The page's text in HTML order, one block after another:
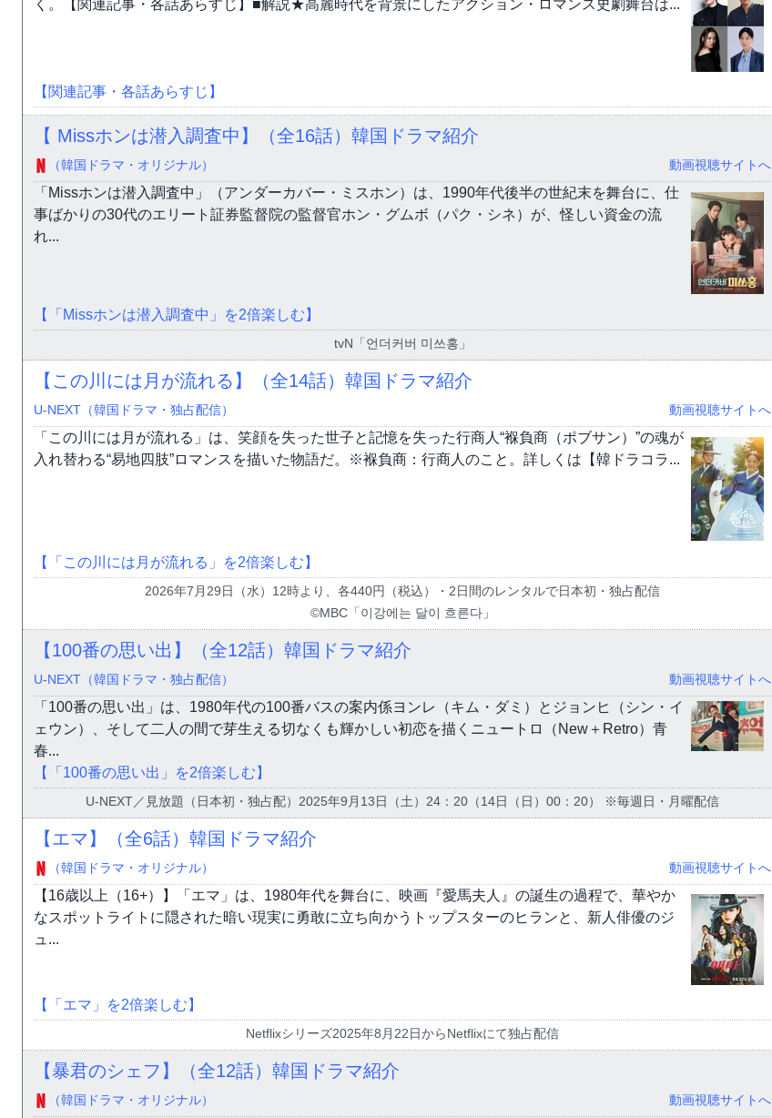
く。【関連記事・各話あらすじ】■解説★高麗時代を背景にしたアクション・ロマンス史劇舞台は...
【関連記事・各話あらすじ】
【 Missホンは潜入調査中】（全16話）韓国ドラマ紹介
（韓国ドラマ・オリジナル） 動画視聴サイトへ
「Missホンは潜入調査中」（アンダーカバー・ミスホン）は、1990年代後半の世紀末を舞台に、仕
事ばかりの30代のエリート証券監督院の監督官ホン・グムボ（パク・シネ）が、怪しい資金の流
れ...
【「Missホンは潜入調査中」を2倍楽しむ】
tvN「언더커버 미쓰홍」
【この川には月が流れる】（全14話）韓国ドラマ紹介
U-NEXT（韓国ドラマ・独占配信） 動画視聴サイトへ
「この川には月が流れる」は、笑顔を失った世子と記憶を失った行商人“褓負商（ポブサン）”の魂が
入れ替わる“易地四肢”ロマンスを描いた物語だ。※褓負商：行商人のこと。詳しくは【韓ドラコラ...
【「この川には月が流れる」を2倍楽しむ】
2026年7月29日（水）12時より、各440円（税込）・2日間のレンタルで日本初・独占配信
©MBC「이강에는 달이 흐른다」
【100番の思い出】（全12話）韓国ドラマ紹介
U-NEXT（韓国ドラマ・独占配信） 動画視聴サイトへ
「100番の思い出」は、1980年代の100番バスの案内係ヨンレ（キム・ダミ）とジョンヒ（シン・イ
ェウン）、そして二人の間で芽生える切なくも輝かしい初恋を描くニュートロ（New＋Retro）青
春...
【「100番の思い出」を2倍楽しむ】
U-NEXT／見放題（日本初・独占配）2025年9月13日（土）24：20（14日（日）00：20） ※毎週日・月曜配信
【エマ】（全6話）韓国ドラマ紹介
（韓国ドラマ・オリジナル） 動画視聴サイトへ
【16歳以上（16+）】「エマ」は、1980年代を舞台に、映画『愛馬夫人』の誕生の過程で、華やか
なスポットライトに隠された暗い現実に勇敢に立ち向かうトップスターのヒランと、新人俳優のジ
ュ...
【「エマ」を2倍楽しむ】
Netflixシリーズ2025年8月22日からNetflixにて独占配信
【暴君のシェフ】（全12話）韓国ドラマ紹介
（韓国ドラマ・オリジナル） 動画視聴サイトへ